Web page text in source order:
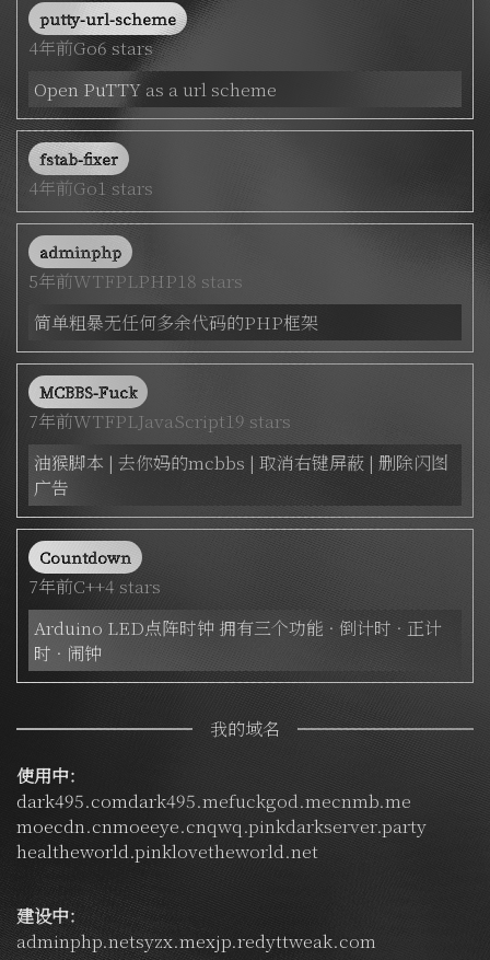
putty-url-scheme
4年前Go6 stars
Open PuTTY as a url scheme
fstab-fixer
4年前Go1 stars
adminphp
5年前WTFPLPHP18 stars
简单粗暴无任何多余代码的PHP框架
MCBBS-Fuck
7年前WTFPLJavaScript19 stars
油猴脚本 | 去你妈的mcbbs | 取消右键屏蔽 | 删除闪图
广告
Countdown
7年前C++4 stars
Arduino LED点阵时钟 拥有三个功能 · 倒计时 · 正计
时 · 闹钟
我的域名
使用中：
dark495.comdark495.mefuckgod.mecnmb.me
moecdn.cnmoeeye.cnqwq.pinkdarkserver.party
healtheworld.pinklovetheworld.net
建设中：
adminphp.netsyzx.mexjp.redyttweak.com